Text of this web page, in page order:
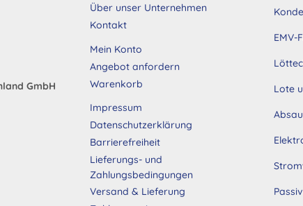
können
gewählt
GmbH
Über unser Unternehmen
Kontakt
Mein Konto
Angebot anfordern
Warenkorb
Impressum
Datenschutzerklärung
Barrierefreiheit
Lieferungs- und
Zahlungsbedingungen
Versand & Lieferung
EMV-
Lote